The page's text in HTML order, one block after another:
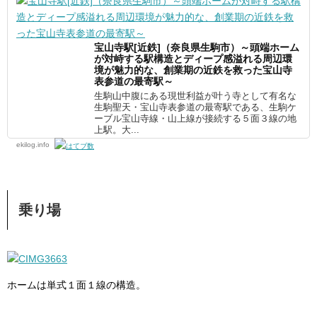
宝山寺駅[近鉄]（奈良県生駒市）～頭端ホーム
が対峙する駅構造とディープ感溢れる周辺環
境が魅力的な、創業期の近鉄を救った宝山寺
表参道の最寄駅～
生駒山中腹にある現世利益が叶う寺として有名な
生駒聖天・宝山寺表参道の最寄駅である、生駒ケ
ーブル宝山寺線・山上線が接続する５面３線の地
上駅。大...
ekilog.info
乗り場
ホームは単式１面１線の構造。